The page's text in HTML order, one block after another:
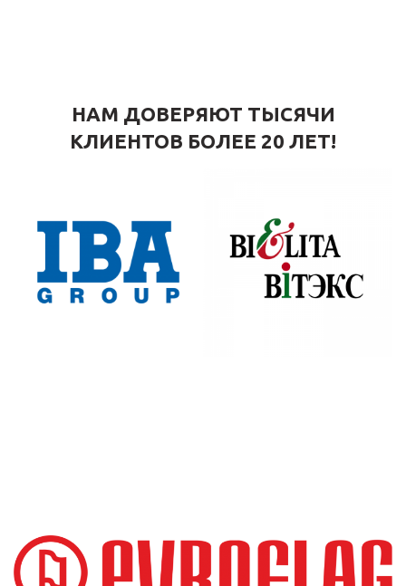
НАМ ДОВЕРЯЮТ ТЫСЯЧИ
КЛИЕНТОВ БОЛЕЕ 20 ЛЕТ!